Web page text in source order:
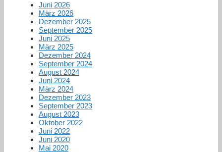
Juni 2026
März 2026
Dezember 2025
September 2025
Juni 2025
März 2025
Dezember 2024
September 2024
August 2024
Juni 2024
März 2024
Dezember 2023
September 2023
August 2023
Oktober 2022
Juni 2022
Juni 2020
Mai 2020